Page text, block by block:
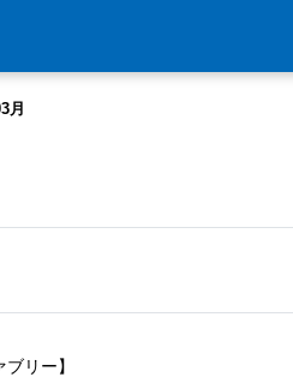
月
リー】